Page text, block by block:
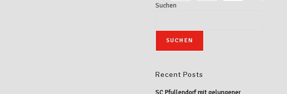
Suchen
SUCHEN
Recent Posts